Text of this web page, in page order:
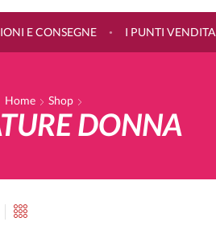
E CONSEGNE I PUNTI VENDITA
Home Shop
DONNA